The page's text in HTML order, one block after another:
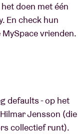
doen met één
En check hun
vrienden.
defaults - op het
Jensson (die
collectief runt).